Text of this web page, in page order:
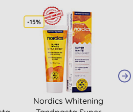
-15%
Nordics Whitening